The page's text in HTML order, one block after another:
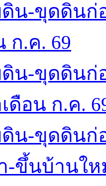
น-ขุดดินก่
ก.ค. 69
น-ขุดดินก่
ดือน ก.ค.
น-ขุดดินก่
-ขึ้นบ้านใ